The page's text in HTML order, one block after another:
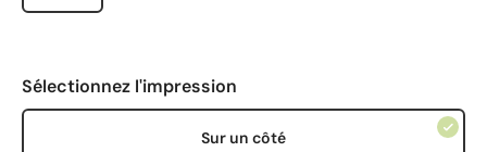
Sélectionnez l'impression
Sur un côté